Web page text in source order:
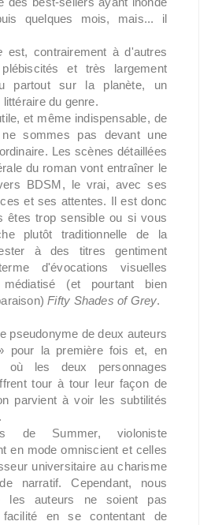
quelques mois, mais... il
est, contrairement à d'autres
et très largement
partout sur la planète, un
du genre.
et même indispensable, de
sommes pas devant une
Les scènes détaillées
du roman vont entraîner le
BDSM, le vrai, avec ses
et ses attentes. Il est donc
êtes trop sensible ou si vous
plutôt traditionnelle de la
à des titres gentiment
d'évocations visuelles
(et pourtant bien
Fifty Shades of Grey.
pseudonyme de deux auteurs
pour la première fois et, en
où les deux personnages
tour à tour leur façon de
parvient à voir les subtilités
de Summer, violoniste
en mode omniscient et celles
universitaire au charisme
narratif. Cependant, nous
les auteurs ne soient pas
en se contentant de